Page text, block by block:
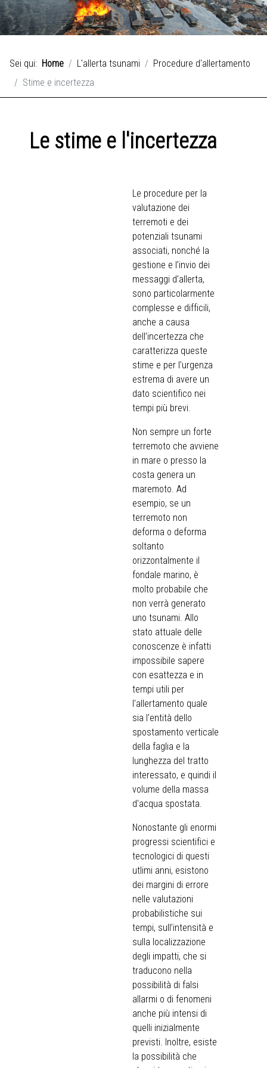
Sei qui: Home L'allerta tsunami
Procedure d'allertamento
Stime e incertezza
Le stime e l'incertezza
Le procedure per la
valutazione dei
terremoti e dei
potenziali tsunami
associati, nonché la
gestione e l’invio dei
messaggi d’allerta,
sono particolarmente
complesse e difficili,
anche a causa
dell’incertezza che
caratterizza queste
stime e per l’urgenza
estrema di avere un
dato scientifico nei
tempi più brevi.
Non sempre un forte
terremoto che avviene
in mare o presso la
costa genera un
maremoto. Ad
esempio, se un
terremoto non
deforma o deforma
soltanto
orizzontalmente il
fondale marino, è
molto probabile che
non verrà generato
uno tsunami. Allo
stato attuale delle
conoscenze è infatti
impossibile sapere
con esattezza e in
tempi utili per
l'allertamento quale
sia l'entità dello
spostamento verticale
della faglia e la
lunghezza del tratto
interessato, e quindi il
volume della massa
d'acqua spostata.
Nonostante gli enormi
progressi scientifici e
tecnologici di questi
utlimi anni, esistono
dei margini di errore
nelle valutazioni
probabilistiche sui
tempi, sull’intensità e
sulla localizzazione
degli impatti, che si
traducono nella
possibilità di falsi
allarmi o di fenomeni
anche più intensi di
quelli inizialmente
previsti. Inoltre, esiste
la possibilità che